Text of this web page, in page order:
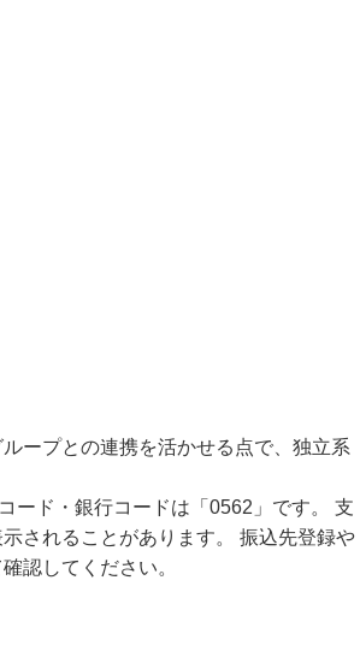
ープとの連携を活かせる点で、独立系
ード・銀行コードは「0562」です。 支
されることがあります。 振込先登録や
認してください。